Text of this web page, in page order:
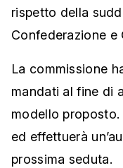
rispetto della
Confederazione e
La commissione
mandati al fine di
modello
ed effettuerà
prossima seduta.